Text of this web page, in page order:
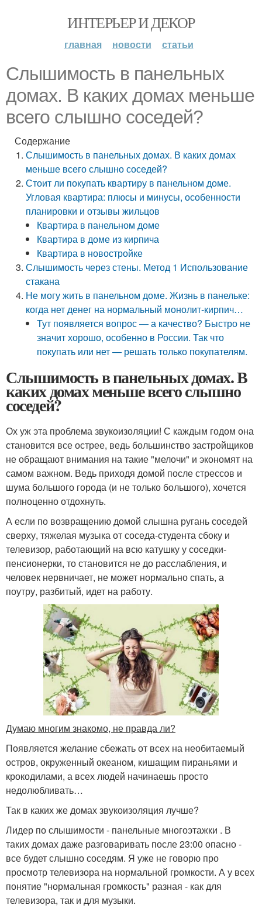
ИНТЕРЬЕР И ДЕКОР
главная новости статьи
Слышимость в панельных
домах. В каких домах меньше
всего слышно соседей?
Содержание
Слышимость в панельных домах. В каких домах
меньше всего слышно соседей?
Стоит ли покупать квартиру в панельном доме.
Угловая квартира: плюсы и минусы, особенности
планировки и отзывы жильцов
Квартира в панельном доме
Квартира в доме из кирпича
Квартира в новостройке
Слышимость через стены. Метод 1 Использование
стакана
Не могу жить в панельном доме. Жизнь в панельке:
когда нет денег на нормальный монолит-кирпич…
Тут появляется вопрос — а качество? Быстро не
значит хорошо, особенно в России. Так что
покупать или нет — решать только покупателям.
Слышимость в панельных домах. В
каких домах меньше всего слышно
соседей?
Ох уж эта проблема звукоизоляции! С каждым годом она
становится все острее, ведь большинство застройщиков
не обращают внимания на такие "мелочи" и экономят на
самом важном. Ведь приходя домой после стрессов и
шума большого города (и не только большого), хочется
полноценно отдохнуть.
А если по возвращению домой слышна ругань соседей
сверху, тяжелая музыка от соседа-студента сбоку и
телевизор, работающий на всю катушку у соседки-
пенсионерки, то становится не до расслабления, и
человек нервничает, не может нормально спать, а
поутру, разбитый, идет на работу.
Думаю многим знакомо, не правда ли?
Появляется желание сбежать от всех на необитаемый
остров, окруженный океаном, кишащим пираньями и
крокодилами, а всех людей начинаешь просто
недолюбливать…
Так в каких же домах звукоизоляция лучше?
Лидер по слышимости - панельные многоэтажки . В
таких домах даже разговаривать после 23:00 опасно -
все будет слышно соседям. Я уже не говорю про
просмотр телевизора на нормальной громкости. А у всех
понятие "нормальная громкость" разная - как для
телевизора, так и для музыки.